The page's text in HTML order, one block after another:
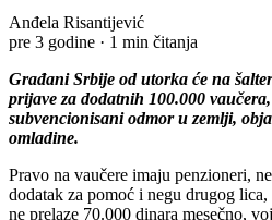
Anđela Risantijević
pre 3 godine · 1 min čitanja
Građani Srbije od utorka će na
prijave za dodatnih 100.000
subvencionisani odmor u zemlji,
omladine.
Pravo na vaučere imaju penzioneri,
dodatak za pomoć i negu drugog
ne prelaze 70.000 dinara mesečno,